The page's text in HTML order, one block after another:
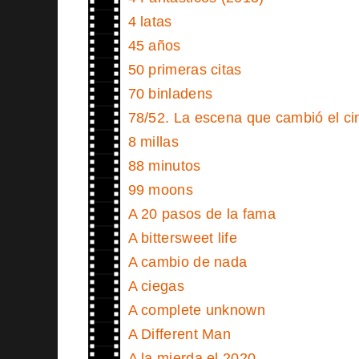
4 latas
45 años
50 primeras citas
70 binladens
78/52. La escena que cambió el
8 millas
88 minutos
99 moons
A 20 pasos de la fama
A bittersweet life
A cambio de nada
A ciegas
A complete unknown
A Different Man